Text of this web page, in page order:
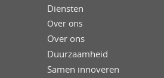
Diensten
Over ons
Over ons
Duurzaamheid
Samen innoveren